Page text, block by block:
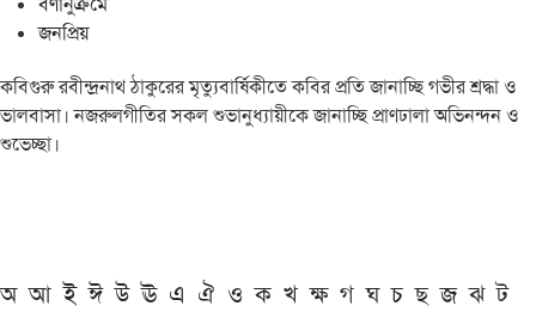
জনপ্রিয়
কবিগুরু রবীন্দ্রনাথ ঠাকুরের মৃত্যুবার্ষিকীতে কবির প্রতি জানাচ্ছি গভীর শ্রদ্ধা ও
ভালবাসা। নজরুলগীতির সকল শুভানুধ্যায়ীকে জানাচ্ছি প্রাণঢালা অভিনন্দন ও
শুভেচ্ছা।
অ আ ই ঈ উ ঊ এ ঐ ও ক খ ক্ষ গ ঘ চ ছ জ ঝ ট